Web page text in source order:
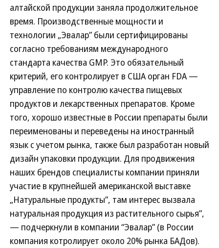
алтайской продукции заняла продолжительное
время. Производственные мощности и
технологии „Эвалар” были сертифицированы
согласно требованиям международного
стандарта качества GMP. Это обязательный
критерий, его контролирует в США орган FDA —
управление по контролю качества пищевых
продуктов и лекарственных препаратов. Кроме
того, хорошо известные в России препараты были
переименованы и переведены на иностранный
язык с учетом рынка, также был разработан новый
дизайн упаковки продукции. Для продвижения
наших брендов специалисты компании приняли
участие в крупнейшей американской выставке
„Натуральные продукты”, там интерес вызвала
натуральная продукция из растительного сырья”,
— подчеркнули в компании “Эвалар” (в России
компания котролирует около 20% рынка БАДов).